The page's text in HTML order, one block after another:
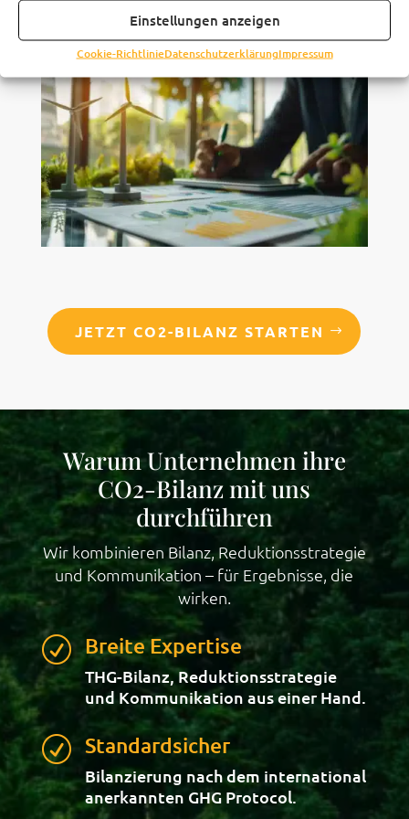
Einstellungen anzeigen
Cookie-RichtlinieDatenschutzerklärungImpressum
Reduktionsmaßnahmen
JETZT CO2-BILANZ STARTEN
Warum Unternehmen ihre
CO2-Bilanz mit uns
durchführen
Wir kombinieren Bilanz, Reduktionsstrategie
und Kommunikation – für Ergebnisse, die
wirken.
R Breite Expertise
THG-Bilanz, Reduktionsstrategie
und Kommunikation aus einer Hand.
R Standardsicher
Bilanzierung nach dem international
anerkannten GHG Protocol.